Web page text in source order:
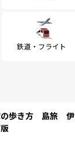
鉄道・フライト
歩き方 島旅 伊